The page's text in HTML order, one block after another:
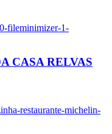
fileminimizer-1-
CASA RELVAS
restaurante-michelin-